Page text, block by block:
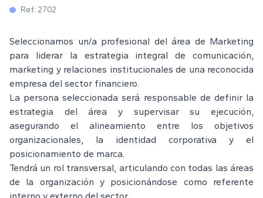
Ref: 2702
Seleccionamos un/a profesional del área de Marketing
para liderar la estrategia integral de comunicación,
marketing y relaciones institucionales de una reconocida
empresa del sector financiero.
La persona seleccionada será responsable de definir la
estrategia del área y supervisar su ejecución,
asegurando el alineamiento entre los objetivos
organizacionales, la identidad corporativa y el
posicionamiento de marca.
Tendrá un rol transversal, articulando con todas las áreas
de la organización y posicionándose como referente